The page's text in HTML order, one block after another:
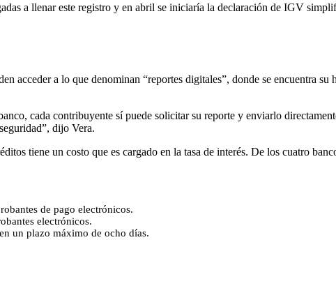
a llenar este registro y en abril se iniciaría la declaración de IGV
acceder a lo que denominan “reportes digitales”, donde se encuentra
cada contribuyente sí puede solicitar su reporte y enviarlo
dijo Vera.
tiene un costo que es cargado en la tasa de interés. De los cuatro
de pago electrónicos.
electrónicos.
un plazo máximo de ocho días.